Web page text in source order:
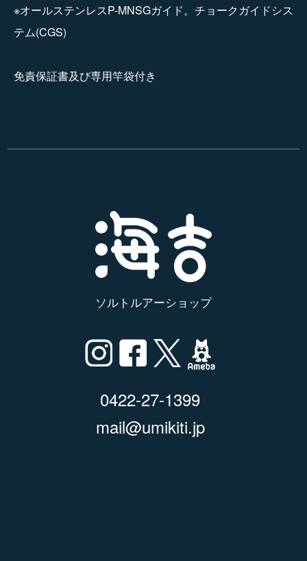
※オールステンレスP-MNSGガイド。チョークガイドシス
テム(CGS)
免責保証書及び専用竿袋付き
ソルトルアーショップ
0422-27-1399
mail@umikiti.jp